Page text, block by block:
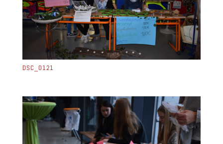
DSC_0121